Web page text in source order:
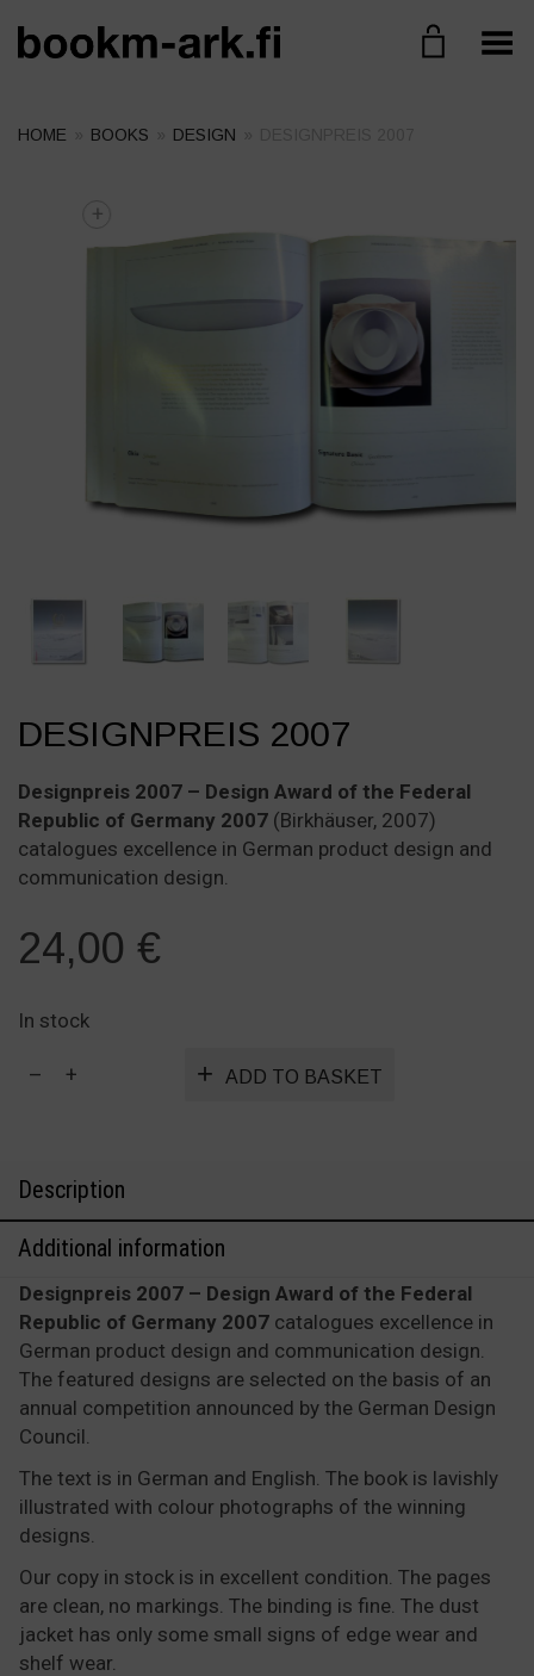
Toggle Menu
HOME BOOKS DESIGN
DESIGNPREIS 2007
Designpreis 2007 – Design Award of the Federal
Republic of Germany 2007 (Birkhäuser, 2007)
catalogues excellence in German product design and
communication design.
24,00 €
In stock
ADD TO BASKET
Description
Additional information
Designpreis 2007 – Design Award of the Federal
Republic of Germany 2007 catalogues excellence in
German product design and communication design.
The featured designs are selected on the basis of an
annual competition announced by the German Design
Council.
The text is in German and English. The book is lavishly
illustrated with colour photographs of the winning
designs.
Our copy in stock is in excellent condition. The pages
are clean, no markings. The binding is fine. The dust
jacket has only some small signs of edge wear and
shelf wear.